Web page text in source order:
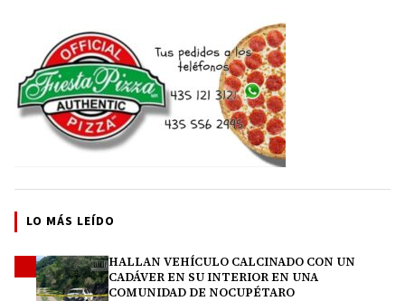
LO MÁS LEÍDO
HALLAN VEHÍCULO CALCINADO CON UN
CADÁVER EN SU INTERIOR EN UNA
COMUNIDAD DE NOCUPÉTARO